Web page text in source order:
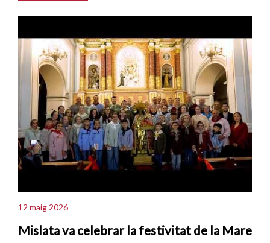
12 maig 2026
Mislata va celebrar la festivitat de la Mare